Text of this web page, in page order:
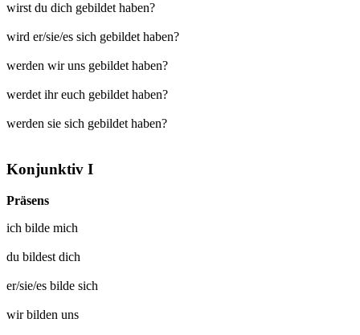
wirst du dich gebildet haben?
wird er/sie/es sich gebildet haben?
werden wir uns gebildet haben?
werdet ihr euch gebildet haben?
werden sie sich gebildet haben?
Konjunktiv I
Präsens
ich bilde mich
du bildest dich
er/sie/es bilde sich
wirbilden uns